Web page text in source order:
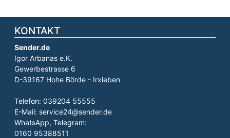
KONTAKT
Sender.de
Igor Arbanas e.K.
Gewerbestrasse 6
D-39167 Hohe Börde - Irxleben
Telefon: 039204 55555
E-Mail: service24@sender.de
WhatsApp, Telegram:
0160 95388511